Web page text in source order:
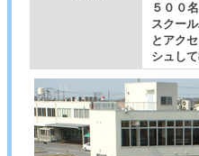
５００
スクー
とアク
シュし